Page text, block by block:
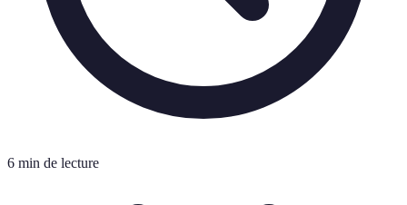
6 min de lecture